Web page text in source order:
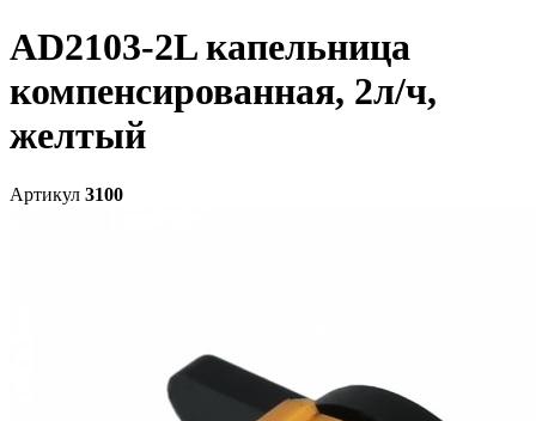
AD2103-2L капельница
компенсированная, 2л/ч,
желтый
Артикул 3100